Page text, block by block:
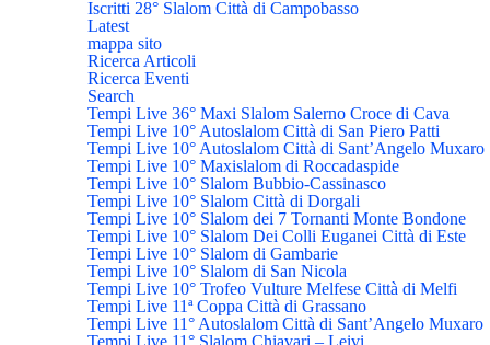
Iscritti 28° Slalom Città di Campobasso
Latest
mappa sito
Ricerca Articoli
Ricerca Eventi
Search
Tempi Live 36° Maxi Slalom Salerno Croce di Cava
Tempi Live 10° Autoslalom Città di San Piero Patti
Tempi Live 10° Autoslalom Città di Sant’Angelo Muxaro
Tempi Live 10° Maxislalom di Roccadaspide
Tempi Live 10° Slalom Bubbio-Cassinasco
Tempi Live 10° Slalom Città di Dorgali
Tempi Live 10° Slalom dei 7 Tornanti Monte Bondone
Tempi Live 10° Slalom Dei Colli Euganei Città di Este
Tempi Live 10° Slalom di Gambarie
Tempi Live 10° Slalom di San Nicola
Tempi Live 10° Trofeo Vulture Melfese Città di Melfi
Tempi Live 11ª Coppa Città di Grassano
Tempi Live 11° Autoslalom Città di Sant’Angelo Muxaro
Tempi Live 11° Slalom Chiavari – Leivi